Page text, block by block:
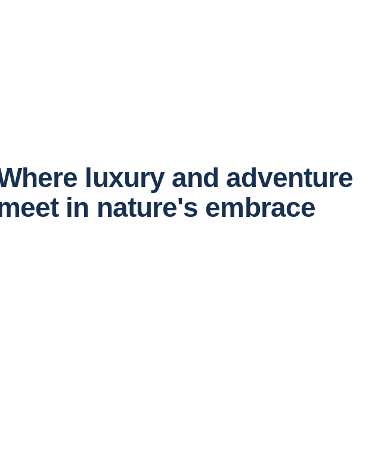
luxury and adventure
in nature's embrace